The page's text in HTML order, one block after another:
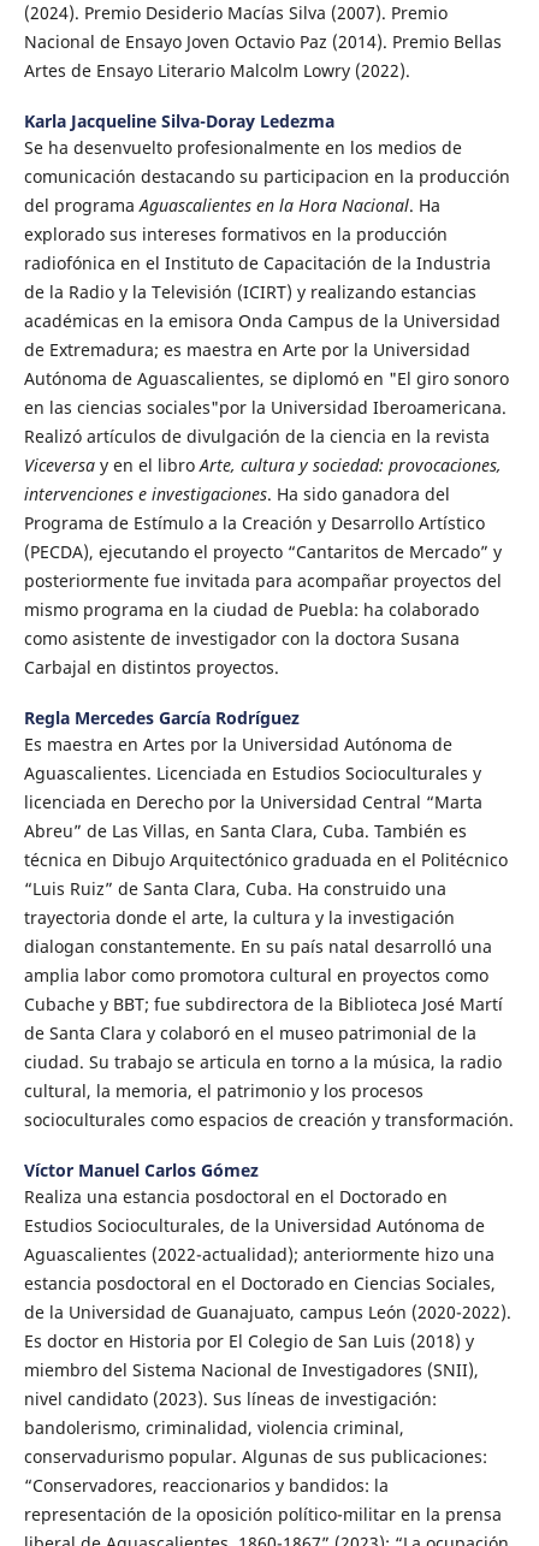
(2024). Premio Desiderio Macías Silva (2007). Premio
Nacional de Ensayo Joven Octavio Paz (2014). Premio Bellas
Artes de Ensayo Literario Malcolm Lowry (2022).
Karla Jacqueline Silva-Doray Ledezma
Se ha desenvuelto profesionalmente en los medios de
comunicación destacando su participacion en la producción
del programaAguascalientes en la Hora Nacional. Ha
explorado sus intereses formativos en la producción
radiofónica en el Instituto de Capacitación de la Industria
de la Radio y la Televisión (ICIRT) y realizando estancias
académicas en la emisora Onda Campus de la Universidad
de Extremadura; es maestra en Arte por la Universidad
Autónoma de Aguascalientes, se diplomó en "El giro sonoro
en las ciencias sociales"por la Universidad Iberoamericana.
Realizó artículos de divulgación de la ciencia en la revista
Viceversay en el libroArte, cultura y sociedad: provocaciones,
intervenciones e investigaciones. Ha sido ganadora del
Programa de Estímulo a la Creación y Desarrollo Artístico
(PECDA), ejecutando el proyecto “Cantaritos de Mercado” y
posteriormente fue invitada para acompañar proyectos del
mismo programa en la ciudad de Puebla: ha colaborado
como asistente de investigador con la doctora Susana
Carbajal en distintos proyectos.
Regla Mercedes García Rodríguez
Es maestra en Artes por la Universidad Autónoma de
Aguascalientes. Licenciada en Estudios Socioculturales y
licenciada en Derecho por la Universidad Central “Marta
Abreu” de Las Villas, en Santa Clara, Cuba. También es
técnica en Dibujo Arquitectónico graduada en el Politécnico
“Luis Ruiz” de Santa Clara, Cuba. Ha construido una
trayectoria donde el arte, la cultura y la investigación
dialogan constantemente. En su país natal desarrolló una
amplia labor como promotora cultural en proyectos como
Cubache y BBT; fue subdirectora de la Biblioteca José Martí
de Santa Clara y colaboró en el museo patrimonial de la
ciudad. Su trabajo se articula en torno a la música, la radio
cultural, la memoria, el patrimonio y los procesos
socioculturales como espacios de creación y transformación.
Víctor Manuel Carlos Gómez
Realiza una estancia posdoctoral en el Doctorado en
Estudios Socioculturales, de la Universidad Autónoma de
Aguascalientes (2022-actualidad); anteriormente hizo una
estancia posdoctoral en el Doctorado en Ciencias Sociales,
de la Universidad de Guanajuato, campus León (2020-2022).
Es doctor en Historia por El Colegio de San Luis (2018) y
miembro del Sistema Nacional de Investigadores (SNII),
nivel candidato (2023). Sus líneas de investigación:
bandolerismo, criminalidad, violencia criminal,
conservadurismo popular. Algunas de sus publicaciones:
“Conservadores, reaccionarios y bandidos: la
representación de la oposición político-militar en la prensa